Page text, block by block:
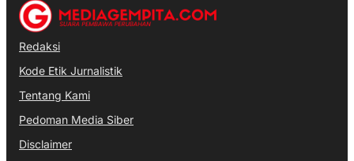
Redaksi
Kode Etik Jurnalistik
Tentang Kami
Pedoman Media Siber
Disclaimer